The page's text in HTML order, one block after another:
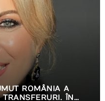
ROMÂNIA A
ÎN